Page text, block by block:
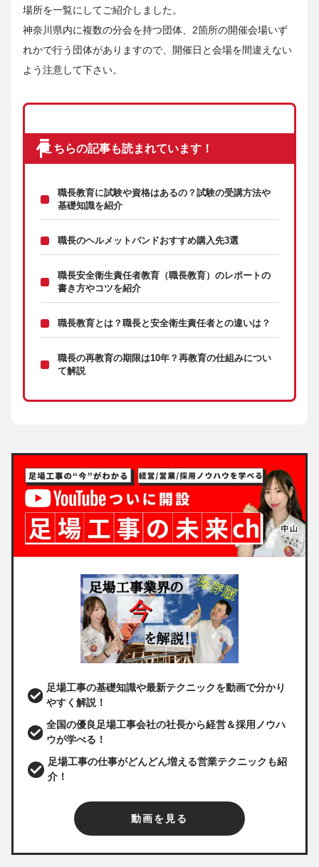
場所を一覧にしてご紹介しました。
神奈川県内に複数の分会を持つ団体、2箇所の開催会場いず
れかで行う団体がありますので、開催日と会場を間違えない
よう注意して下さい。
こちらの記事も読まれています！
職長教育に試験や資格はあるの？試験の受講方法や
基礎知識を紹介
職長のヘルメットバンドおすすめ購入先3選
職長安全衛生責任者教育（職長教育）のレポートの
書き方やコツを紹介
職長教育とは？職長と安全衛生責任者との違いは？
職長の再教育の期限は10年？再教育の仕組みについ
て解説
足場工事の基礎知識や最新テクニックを動画で分かり
やすく解説！
全国の優良足場工事会社の社長から経営＆採用ノウハ
ウが学べる！
足場工事の仕事がどんどん増える営業テクニックも紹
介！
動画を見る